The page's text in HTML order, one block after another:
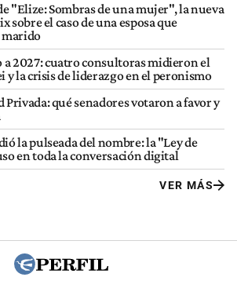
"Elize: Sombras de una mujer", la nueva
sobre el caso de una esposa que
marido
a 2027: cuatro consultoras midieron el
y la crisis de liderazgo en el peronismo
Privada: qué senadores votaron a favor y
la pulseada del nombre: la "Ley de
en toda la conversación digital
VER MÁS